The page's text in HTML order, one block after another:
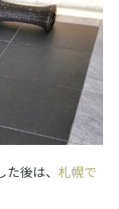
後は、 札幌で